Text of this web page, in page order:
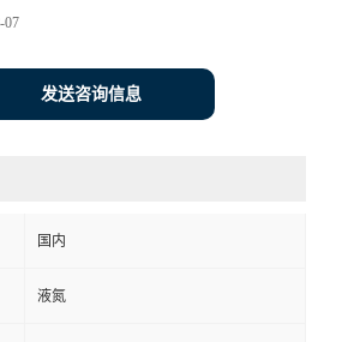
07
发送咨询信息
国内
液氮